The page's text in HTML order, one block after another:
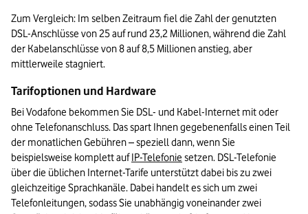
Zum Vergleich: Im selben Zeitraum fiel die Zahl der genutzten
DSL-Anschlüsse von 25 auf rund 23,2 Millionen, während die Zahl
der Kabelanschlüsse von 8 auf 8,5 Millionen anstieg, aber
mittlerweile stagniert.
Tarifoptionen und Hardware
Bei Vodafone bekommen Sie DSL- und Kabel-Internet mit oder
ohne Telefonanschluss. Das spart Ihnen gegebenenfalls einen Teil
der monatlichen Gebühren – speziell dann, wenn Sie
beispielsweise komplett auf IP-Telefonie setzen. DSL-Telefonie
über die üblichen Internet-Tarife unterstützt dabei bis zu zwei
gleichzeitige Sprachkanäle. Dabei handelt es sich um zwei
Telefonleitungen, sodass Sie unabhängig voneinander zwei